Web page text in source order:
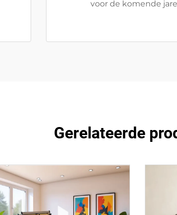
voor de komende
Gerelateerde